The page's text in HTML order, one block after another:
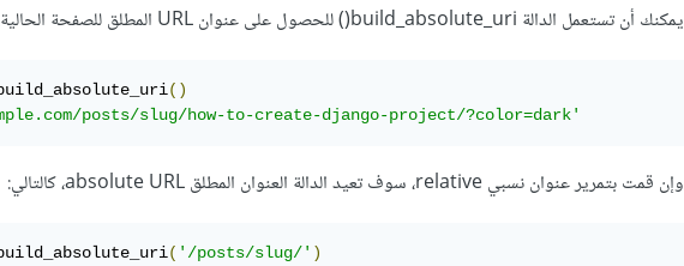
يمكنك أن تستعمل الدالة build_absolute_uri() للحصول على عنوان URL المطلق للصفحة الحالية، كالتالي:
()
posts/slug/how-to-create-django-project/?color=dark'
وإن قمت بتمرير عنوان نسبي relative، سوف تعيد الدالة العنوان المطلق absolute URL، كالتالي:
( '/posts/slug/' )